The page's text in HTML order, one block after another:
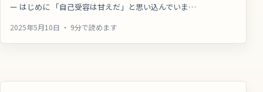
ー はじめに 「自己受容は甘えだ」と思い込んでいま…
2025年5月10日 ・ 9分で読めます